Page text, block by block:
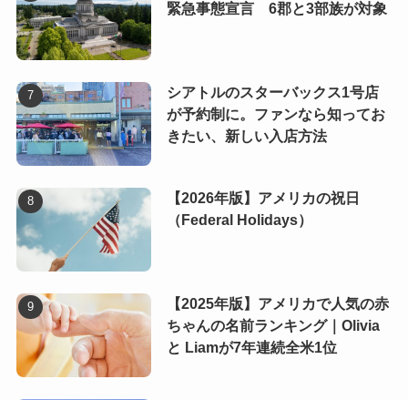
緊急事態宣言 6郡と3部族が対象
シアトルのスターバックス1号店
が予約制に。ファンなら知ってお
きたい、新しい入店方法
【2026年版】アメリカの祝日
（Federal Holidays）
【2025年版】アメリカで人気の赤
ちゃんの名前ランキング｜Olivia
と Liamが7年連続全米1位